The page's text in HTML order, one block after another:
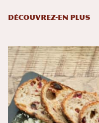
DÉCOUVREZ-EN PLUS